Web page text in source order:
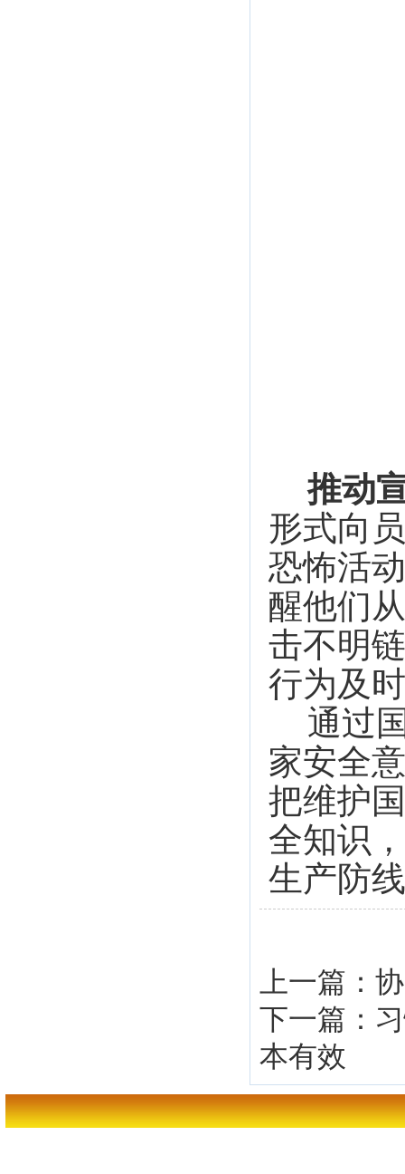
推动
形式向
恐怖活
醒他们
击不明
行为及
通过
家安全
把维护
全知识
生产防
上一篇：
下一篇：
本有效